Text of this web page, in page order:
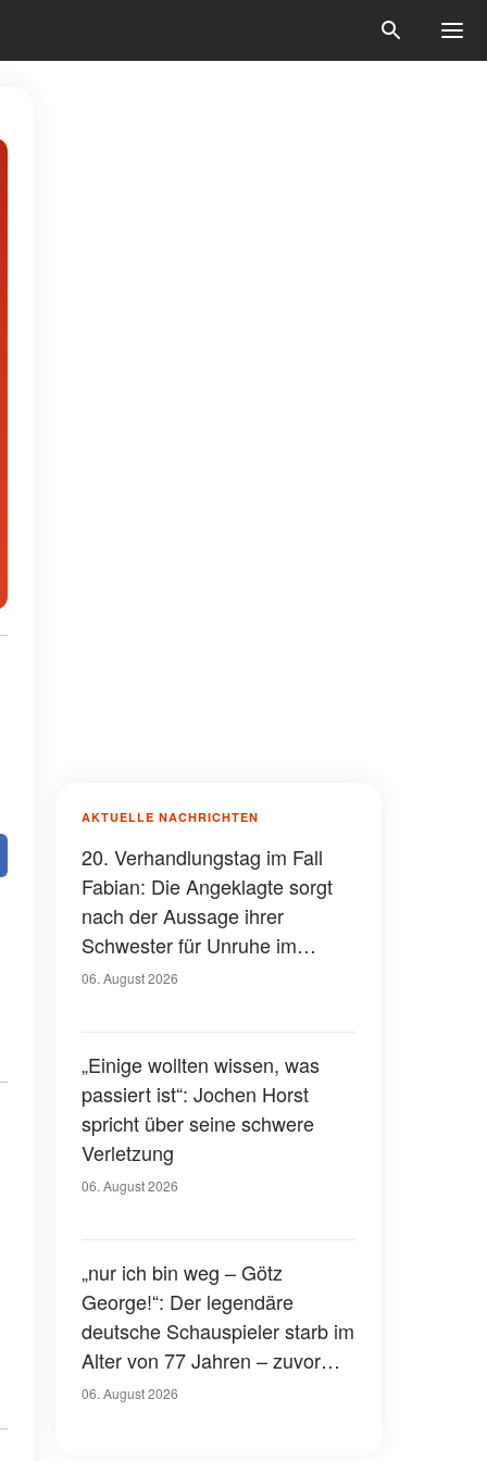
AKTUELLE NACHRICHTEN
20. Verhandlungstag im Fall
Fabian: Die Angeklagte sorgt
nach der Aussage ihrer
Schwester für Unruhe im
Gerichtssaal – was ist
06. August 2026
„Einige wollten wissen, was
passiert ist“: Jochen Horst
spricht über seine schwere
Verletzung
06. August 2026
„nur ich bin weg – Götz
George!“: Der legendäre
deutsche Schauspieler starb im
Alter von 77 Jahren – zuvor
hatte er über seinen eigenen
06. August 2026